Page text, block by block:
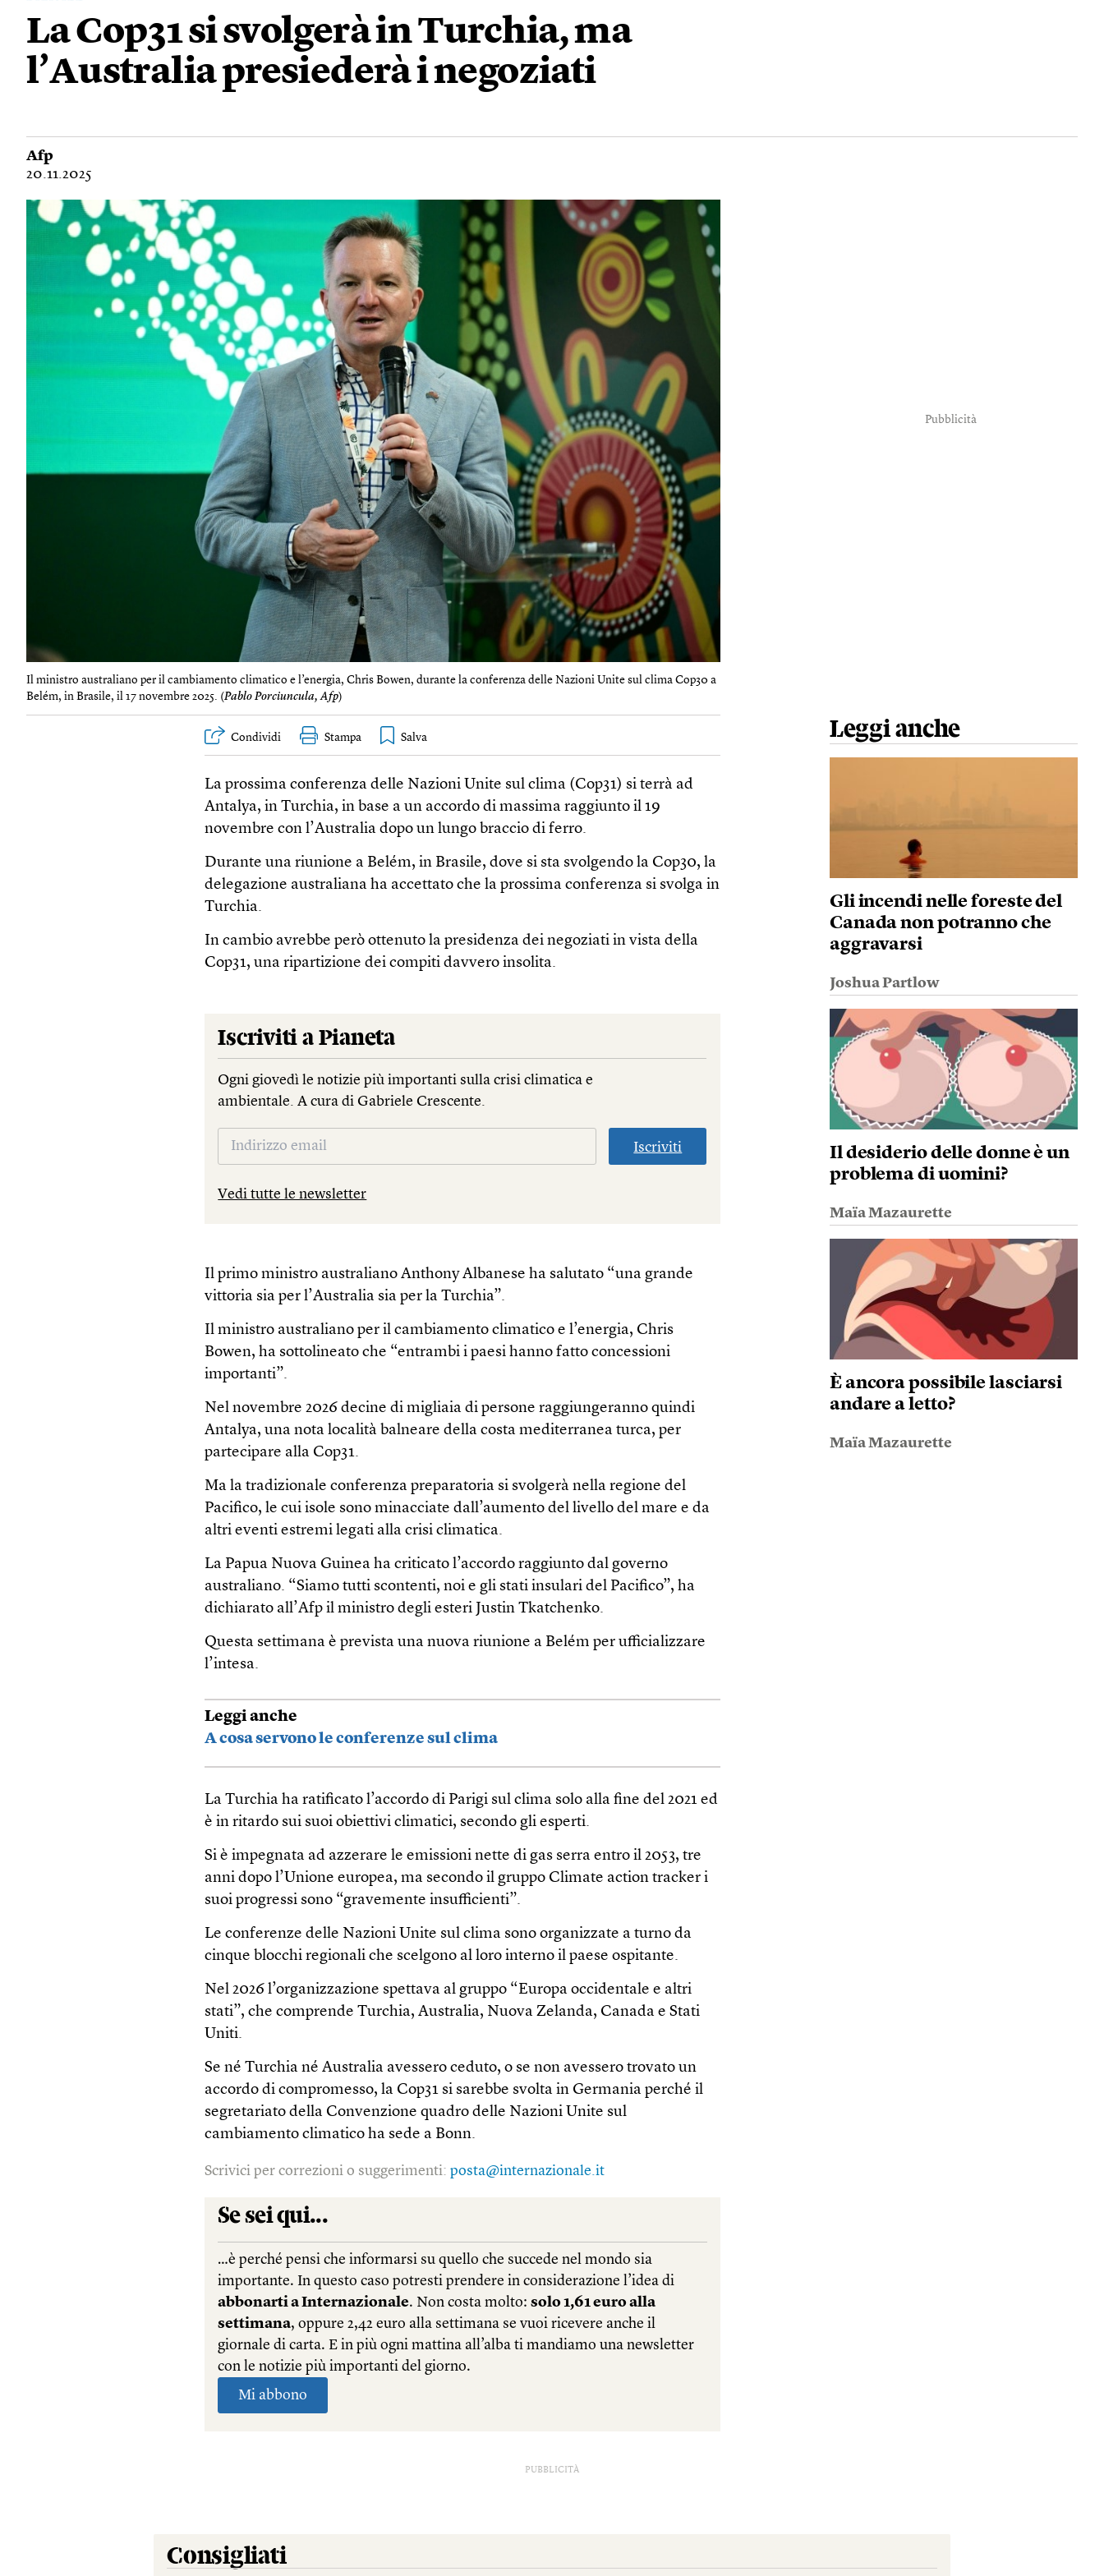
La Cop31 si svolgerà in Turchia, ma
l’Australia presiederà i negoziati
Afp
20.11.2025
Il ministro australiano per il cambiamento climatico e l’energia, Chris Bowen, durante la conferenza delle Nazioni Unite sul clima Cop30 a
Belém, in Brasile, il 17 novembre 2025. (Pablo Porciuncula, Afp)
Pubblicità
Condividi Stampa
La prossima conferenza delle Nazioni Unite sul clima (Cop31) si terrà ad
Antalya, in Turchia, in base a un accordo di massima raggiunto il 19
novembre con l’Australia dopo un lungo braccio di ferro.
Durante una riunione a Belém, in Brasile, dove si sta svolgendo la Cop30, la
delegazione australiana ha accettato che la prossima conferenza si svolga in
Turchia.
In cambio avrebbe però ottenuto la presidenza dei negoziati in vista della
Cop31, una ripartizione dei compiti davvero insolita.
Iscriviti a Pianeta
Ogni giovedì le notizie più importanti sulla crisi climatica e
ambientale. A cura di Gabriele Crescente.
Iscriviti
Vedi tutte le newsletter
Il primo ministro australiano Anthony Albanese ha salutato “una grande
vittoria sia per l’Australia sia per la Turchia”.
Il ministro australiano per il cambiamento climatico e l’energia, Chris
Bowen, ha sottolineato che “entrambi i paesi hanno fatto concessioni
importanti”.
Nel novembre 2026 decine di migliaia di persone raggiungeranno quindi
Antalya, una nota località balneare della costa mediterranea turca, per
partecipare alla Cop31.
Ma la tradizionale conferenza preparatoria si svolgerà nella regione del
Pacifico, le cui isole sono minacciate dall’aumento del livello del mare e da
altri eventi estremi legati alla crisi climatica.
La Papua Nuova Guinea ha criticato l’accordo raggiunto dal governo
australiano. “Siamo tutti scontenti, noi e gli stati insulari del Pacifico”, ha
dichiarato all’Afp il ministro degli esteri Justin Tkatchenko.
Questa settimana è prevista una nuova riunione a Belém per ufficializzare
l’intesa.
Leggi anche
A cosa servono le conferenze sul clima
La Turchia ha ratificato l’accordo di Parigi sul clima solo alla fine del 2021 ed
è in ritardo sui suoi obiettivi climatici, secondo gli esperti.
Si è impegnata ad azzerare le emissioni nette di gas serra entro il 2053, tre
anni dopo l’Unione europea, ma secondo il gruppo Climate action tracker i
suoi progressi sono “gravemente insufficienti”.
Le conferenze delle Nazioni Unite sul clima sono organizzate a turno da
cinque blocchi regionali che scelgono al loro interno il paese ospitante.
Nel 2026 l’organizzazione spettava al gruppo “Europa occidentale e altri
stati”, che comprende Turchia, Australia, Nuova Zelanda, Canada e Stati
Uniti.
Se né Turchia né Australia avessero ceduto, o se non avessero trovato un
accordo di compromesso, la Cop31 si sarebbe svolta in Germania perché il
segretariato della Convenzione quadro delle Nazioni Unite sul
cambiamento climatico ha sede a Bonn.
Scrivici per correzioni o suggerimenti:posta@internazionale.it
Leggi anche
Gli incendi nelle foreste del
Canada non potranno che
aggravarsi
Joshua Partlow
Il desiderio delle donne è un
problema di uomini?
Maïa Mazaurette
È ancora possibile lasciarsi
andare a letto?
Maïa Mazaurette
PUBBLICITÀ
Consigliati